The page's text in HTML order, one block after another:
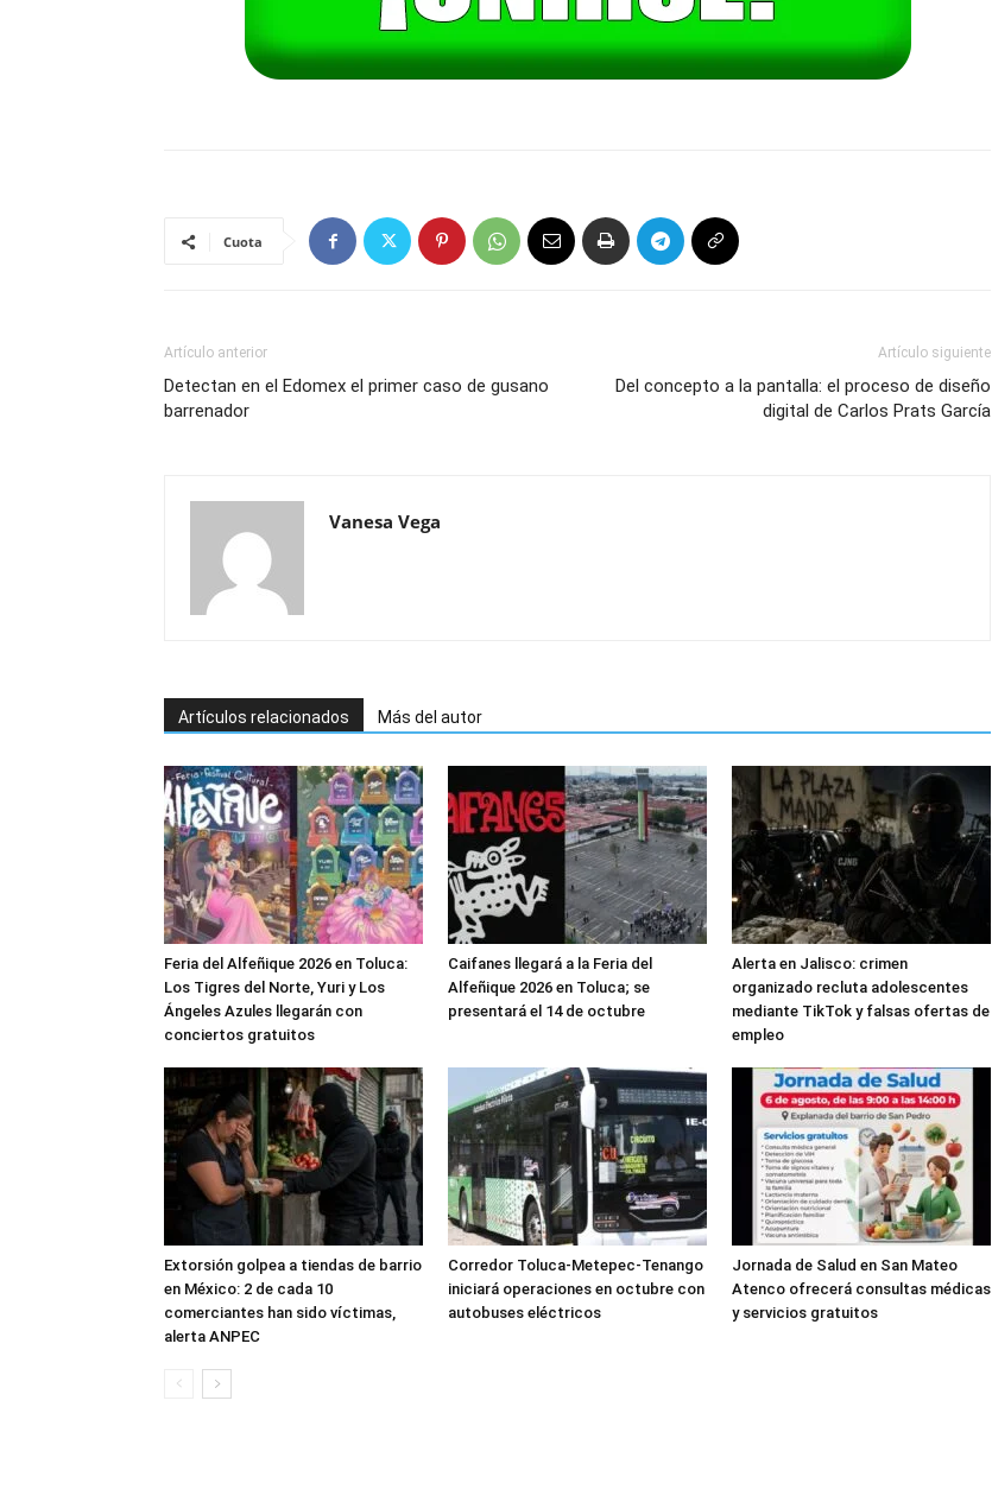
Cuota
Artículo anterior
Detectan en el Edomex el primer caso de gusano
barrenador
Artículo siguiente
Del concepto a la pantalla: el proceso de diseño
digital de Carlos Prats García
Vanesa Vega
Artículos relacionados Más del autor
Feria del Alfeñique 2026 en Toluca:
Los Tigres del Norte, Yuri y Los
Ángeles Azules llegarán con
conciertos gratuitos
Caifanes llegará a la Feria del
Alfeñique 2026 en Toluca; se
presentará el 14 de octubre
Alerta en Jalisco: crimen
organizado recluta adolescentes
mediante TikTok y falsas ofertas de
empleo
Extorsión golpea a tiendas de barrio
en México: 2 de cada 10
comerciantes han sido víctimas,
alerta ANPEC
Corredor Toluca-Metepec-Tenango
iniciará operaciones en octubre con
autobuses eléctricos
Jornada de Salud en San Mateo
Atenco ofrecerá consultas médicas
y servicios gratuitos